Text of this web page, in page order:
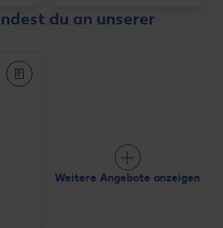
du an unserer
Weitere Angebote anzeigen